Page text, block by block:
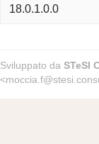
18.0.1.0.0
Sviluppato da STeSI